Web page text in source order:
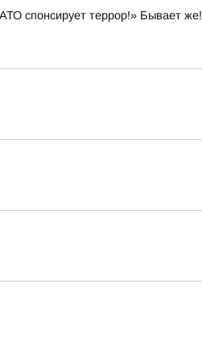
спонсирует террор!» Бывает же!